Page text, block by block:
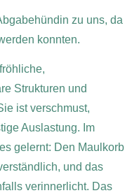
zu uns, da
konnten.
Strukturen und
ist verschmust,
Auslastung. Im
gelernt: Den Maulkorb
und das
verinnerlicht. Das